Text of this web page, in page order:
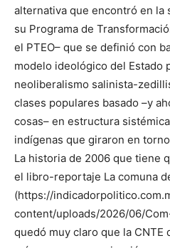
alternativa que encontró en la
su Programa de
el PTEO– que se definió con
modelo ideológico del Estado
neoliberalismo salinista-
clases populares basado –y
cosas– en estructura
indígenas que giraron en
La historia de 2006 que tiene
el libro-reportaje La comuna
(https://
content/uploads/2026/06/
quedó muy claro que la CNTE